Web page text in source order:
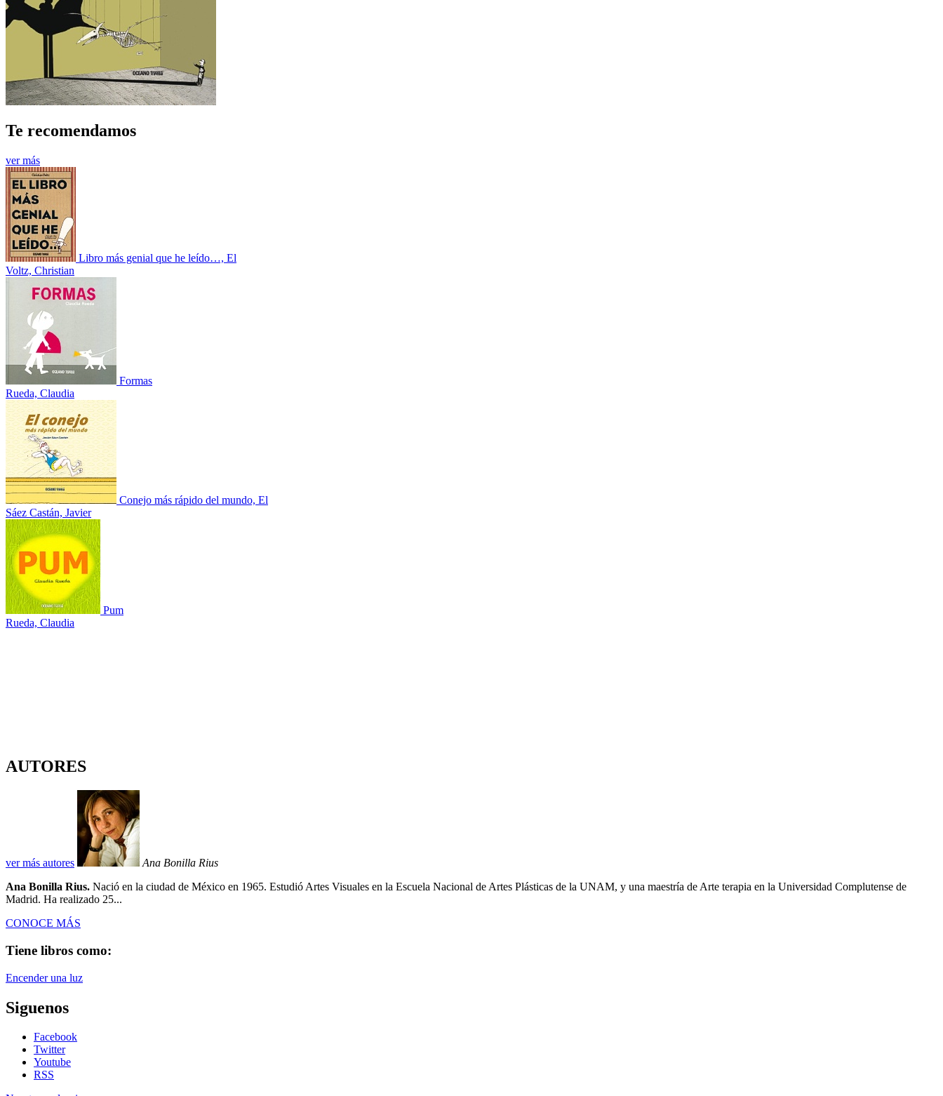
Te recomendamos
ver más
Libro más genial que he leído…, El
Voltz, Christian
Formas
Rueda, Claudia
Conejo más rápido del mundo, El
Sáez Castán, Javier
Pum
Rueda, Claudia
AUTORES
ver más autores
Ana Bonilla Rius
Ana Bonilla Rius. Nació en la ciudad de México en 1965. Estudió Artes Visuales en la Escuela Nacional de Artes Plásticas de la UNAM, y una maestría de Arte terapia en la Universidad Complutense de
Madrid. Ha realizado 25...
CONOCE MÁS
Tiene libros como:
Encender una luz
Siguenos
Facebook
Twitter
Youtube
RSS